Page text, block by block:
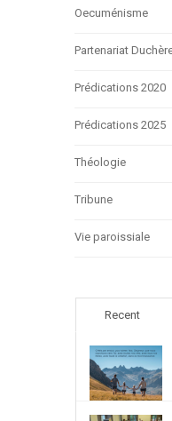
Oecuménisme
Partenariat
Prédications 2020
Prédications 2025
Théologie
Tribune
Vie paroissiale
Recent